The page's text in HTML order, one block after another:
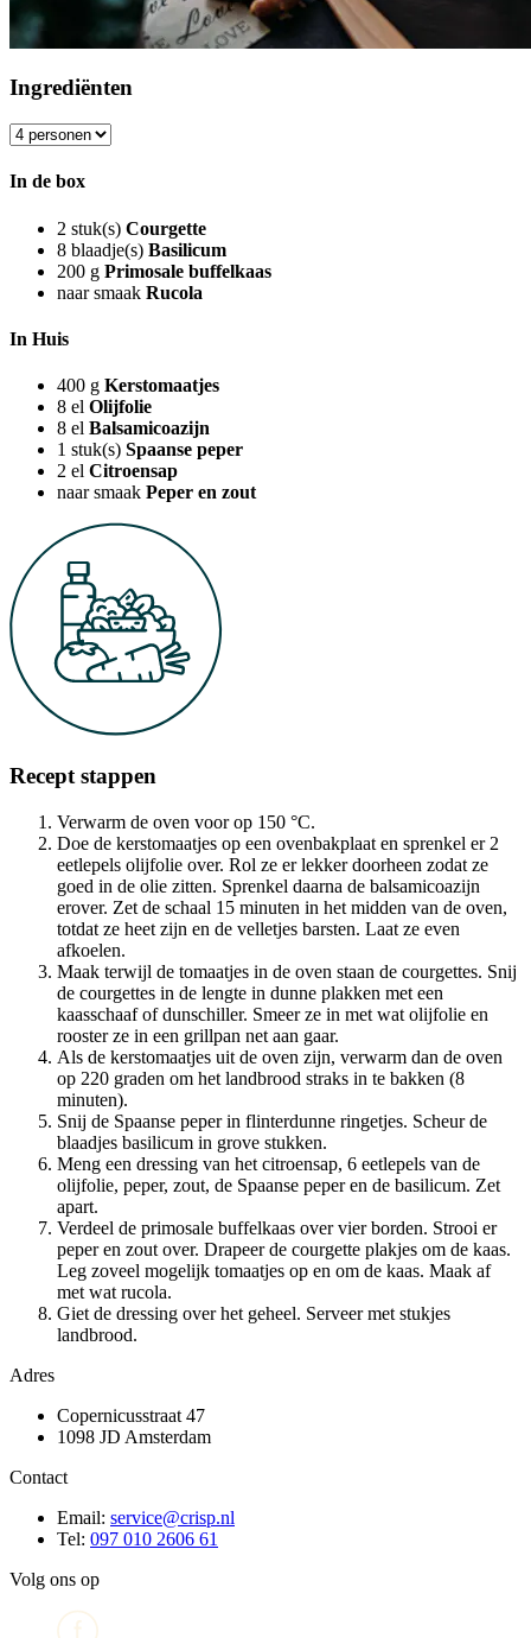
Ingrediënten
In de box
2 stuk(s) Courgette
8 blaadje(s) Basilicum
200 g Primosale buffelkaas
naar smaak Rucola
In Huis
400 g Kerstomaatjes
8 el Olijfolie
8 el Balsamicoazijn
1 stuk(s) Spaanse peper
2 el Citroensap
naar smaak Peper en zout
Recept stappen
Verwarm de oven voor op 150 °C.
Doe de kerstomaatjes op een ovenbakplaat en sprenkel er 2
eetlepels olijfolie over. Rol ze er lekker doorheen zodat ze
goed in de olie zitten. Sprenkel daarna de balsamicoazijn
erover. Zet de schaal 15 minuten in het midden van de oven,
totdat ze heet zijn en de velletjes barsten. Laat ze even
afkoelen.
Maak terwijl de tomaatjes in de oven staan de courgettes. Snij
de courgettes in de lengte in dunne plakken met een
kaasschaaf of dunschiller. Smeer ze in met wat olijfolie en
rooster ze in een grillpan net aan gaar.
Als de kerstomaatjes uit de oven zijn, verwarm dan de oven
op 220 graden om het landbrood straks in te bakken (8
minuten).
Snij de Spaanse peper in flinterdunne ringetjes. Scheur de
blaadjes basilicum in grove stukken.
Meng een dressing van het citroensap, 6 eetlepels van de
olijfolie, peper, zout, de Spaanse peper en de basilicum. Zet
apart.
Verdeel de primosale buffelkaas over vier borden. Strooi er
peper en zout over. Drapeer de courgette plakjes om de kaas.
Leg zoveel mogelijk tomaatjes op en om de kaas. Maak af
met wat rucola.
Giet de dressing over het geheel. Serveer met stukjes
landbrood.
Adres
Copernicusstraat 47
1098 JD Amsterdam
Contact
Email: service@crisp.nl
Tel: 097 010 2606 61
Volg ons op